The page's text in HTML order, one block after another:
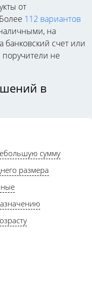
от
112 вариантов
на
банковский счет или
не
в
сумму
размера